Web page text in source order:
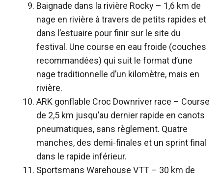
Baignade dans la rivière Rocky – 1,6 km de
nage en rivière à travers de petits rapides et
dans l’estuaire pour finir sur le site du
festival. Une course en eau froide (couches
recommandées) qui suit le format d’une
nage traditionnelle d’un kilomètre, mais en
rivière.
ARK gonflable Croc Downriver race – Course
de 2,5 km jusqu’au dernier rapide en canots
pneumatiques, sans règlement. Quatre
manches, des demi-finales et un sprint final
dans le rapide inférieur.
Sportsmans Warehouse VTT – 30 km de